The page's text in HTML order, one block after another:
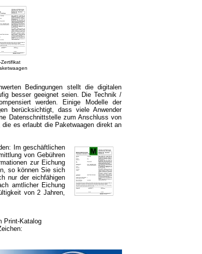
Bedingungen stellt die digitalen
besser geeignet seien. Die Technik /
werden. Einige Modelle der
berücksichtigt, dass viele Anwender
Datenschnittstelle zum Anschluss von
es erlaubt die Paketwaagen direkt an
Im geschäftlichen
von Gebühren
zur Eichung
so können Sie sich
nur der eichfähigen
amtlicher Eichung
von 2 Jahren,
Print-Katalog